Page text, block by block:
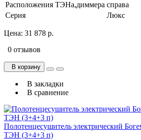
Расположения ТЭНа,диммера справа
Серия
Люкс
Цена: 31 878 р.
0 отзывов
В корзину
В закладки
В сравнение
Полотенцесушитель электрический
ТЭН (3+4+3 п)